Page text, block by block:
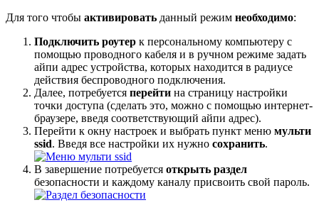
Для того чтобы активировать данный режим необходимо:
Подключить роутер к персональному компьютеру с
помощью проводного кабеля и в ручном режиме задать
айпи адрес устройства, которых находится в радиусе
действия беспроводного подключения.
Далее, потребуется перейти на страницу настройки
точки доступа (сделать это, можно с помощью интернет-
браузере, введя соответствующий айпи адрес).
Перейти к окну настроек и выбрать пункт меню мульти
ssid. Введя все настройки их нужно сохранить.
В завершение потребуется открыть раздел
безопасности и каждому каналу присвоить свой пароль.